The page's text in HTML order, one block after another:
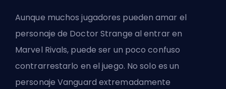
Aunque muchos jugadores pueden amar el
personaje de Doctor Strange al entrar en
Marvel Rivals, puede ser un poco confuso
contrarrestarlo en el juego. No solo es un
personaje Vanguard extremadamente